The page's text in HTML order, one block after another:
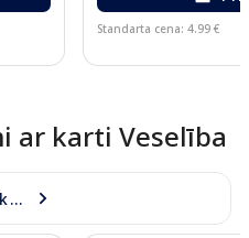
Standarta cena: 4.99 €
ar karti Veselība